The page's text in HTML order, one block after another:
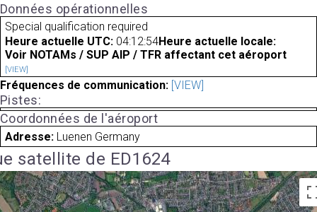
Données opérationnelles
Special qualification required
Heure actuelle UTC: 04:12:54Heure actuelle locale:
Voir NOTAMs / SUP AIP / TFR affectant cet aéroport
[VIEW]
Fréquences de communication: [VIEW]
Pistes:
Coordonnées de l'aéroport
Adresse: Luenen Germany
satellite de ED1624